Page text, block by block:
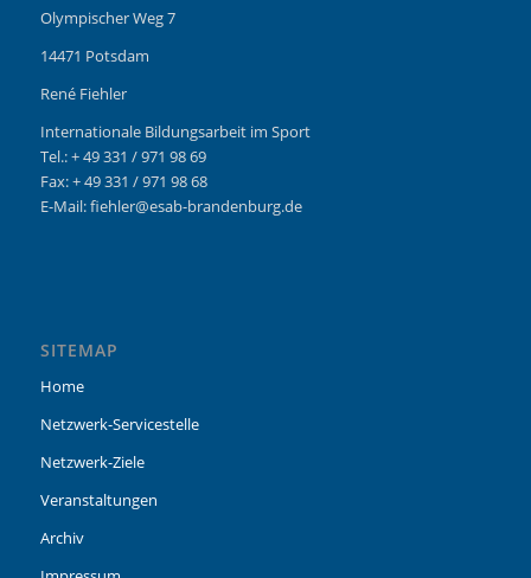
Olympischer Weg 7
14471 Potsdam
René Fiehler
Internationale Bildungsarbeit im Sport
Tel.: + 49 331 / 971 98 69
Fax: + 49 331 / 971 98 68
E-Mail: fiehler@esab-brandenburg.de
SITEMAP
Home
Netzwerk-Servicestelle
Netzwerk-Ziele
Veranstaltungen
Archiv